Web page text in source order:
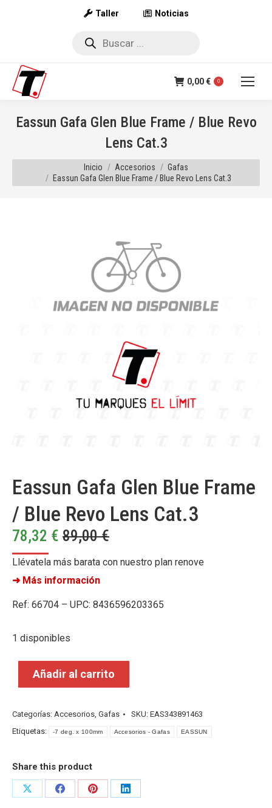
Taller Noticias
Búsqueda
0,00€ 0
Eassun Gafa Glen Blue Frame / Blue Revo
Lens Cat.3
Estás aquí:
Inicio Accesorios
Gafas
Eassun Gafa Glen Blue Frame / Blue Revo Lens Cat.3
Eassun Gafa Glen Blue Frame
/ Blue Revo Lens Cat.3
78,32 € 89,00€
Llévatela más barata con nuestro plan renove
➜ Más información
Ref: 66704 – UPC: 8436596203365
1 disponibles
Añadir al carrito
Categorías: Accesorios, Gafas SKU: EAS343891463
Etiquetas:
-7 deg. x 100mm Accesorios - Gafas EASSUN
Share this product
Share
Share
Share
Share